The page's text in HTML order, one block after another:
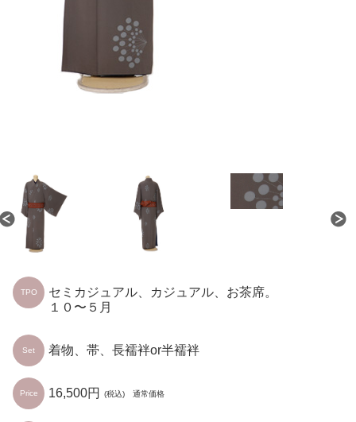
TPO
セミカジュアル、カジュアル、お茶席。
１０〜５月
Set 着物、帯、長襦袢or半襦袢
Price 16,500円 (税込) 通常価格